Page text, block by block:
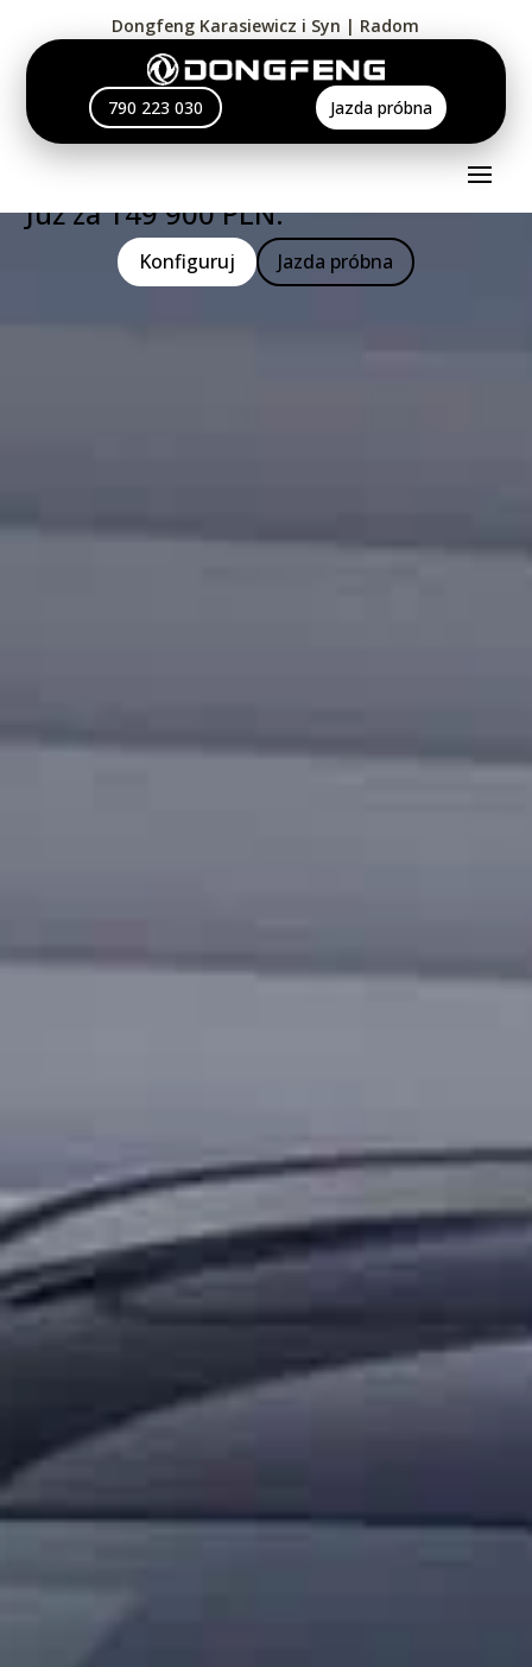
Dongfeng Karasiewicz i Syn | Radom
790 223 030 Jazda próbna
HUGE
Przestrzeń, Komfort i Technologia.
Już za 149 900 PLN.
Konfiguruj Jazda próbna